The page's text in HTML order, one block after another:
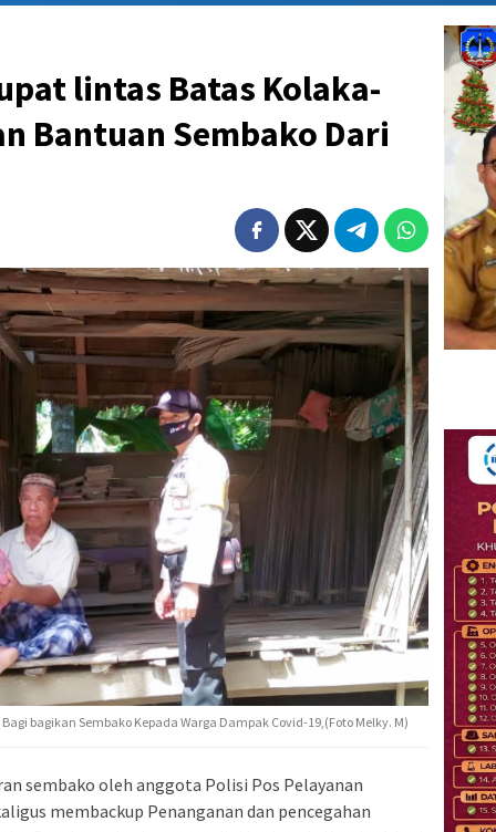
lintas Batas Kolaka-
Bantuan Sembako Dari
bagikan Sembako Kepada Warga Dampak Covid-19,(Foto Melky. M)
sembako oleh anggota Polisi Pos Pelayanan
membackup Penanganan dan pencegahan